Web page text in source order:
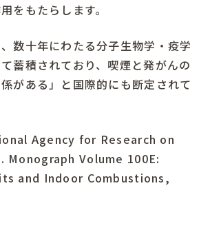
をもたらします。
数十年にわたる分子生物学・疫学
蓄積されており、喫煙と発がんの
がある」と国際的にも断定されて
Agency for Research on
Monograph Volume 100E:
and Indoor Combustions,